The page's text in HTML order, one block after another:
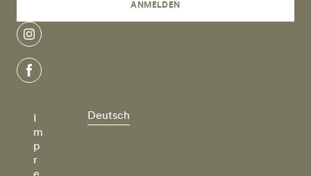
ANMELDEN
instagram
facebook
I
m
p
r
e
Deutsch